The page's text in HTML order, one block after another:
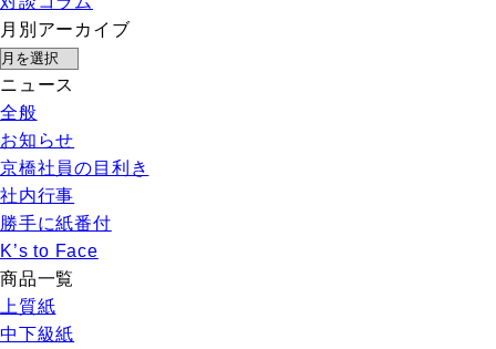
月別アーカイブ
ニュース
全般
お知らせ
京橋社員の目利き
社内行事
勝手に紙番付
K’s to Face
商品一覧
上質紙
中下級紙